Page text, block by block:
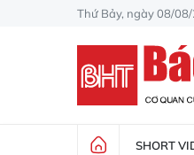
Thứ Bảy, ngày 08/
SHORT